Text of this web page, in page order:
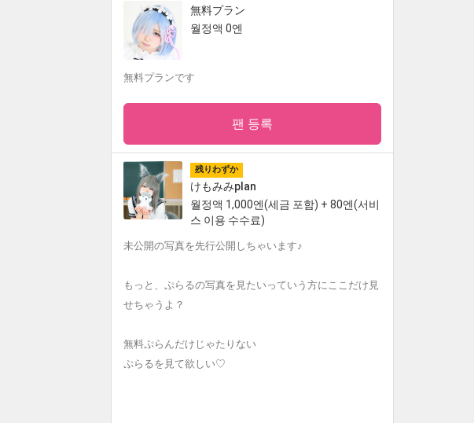
無料プラン
월정액 0엔
無料プランです
팬 등록
残りわずか
けもみみplan
월정액 1,000엔(세금 포함) + 80엔(서비
스 이용 수수료)
未公開の写真を先行公開しちゃいます♪
もっと、ぷらるの写真を見たいっていう方にここだけ見
せちゃうよ？
無料ぷらんだけじゃたりない
ぷらるを見て欲しい♡